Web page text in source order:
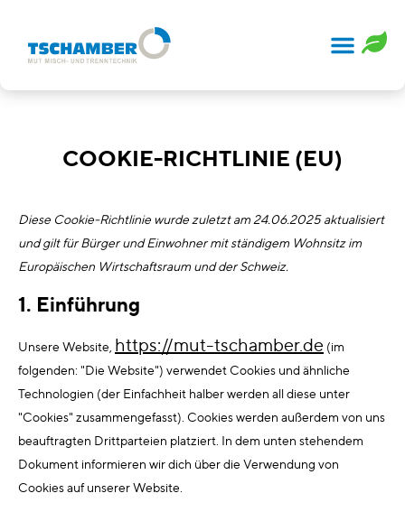
COOKIE-RICHTLINIE (EU)
Diese Cookie-Richtlinie wurde zuletzt am 24.06.2025 aktualisiert
und gilt für Bürger und Einwohner mit ständigem Wohnsitz im
Europäischen Wirtschaftsraum und der Schweiz.
1. Einführung
Unsere Website, https://mut-tschamber.de (im
folgenden: "Die Website") verwendet Cookies und ähnliche
Technologien (der Einfachheit halber werden all diese unter
"Cookies" zusammengefasst). Cookies werden außerdem von uns
beauftragten Drittparteien platziert. In dem unten stehendem
Dokument informieren wir dich über die Verwendung von
Cookies auf unserer Website.